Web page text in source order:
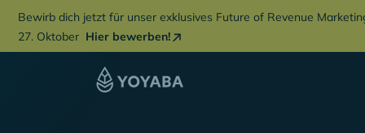
Bewirb dich jetzt für unser exklusives Future of Revenue
27. Oktober Hier bewerben!